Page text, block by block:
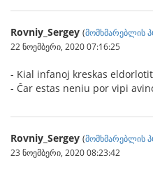
Rovniy_Sergey (მომხმარებლის
22 ნოემბერი, 2020 07:16:25
- Kial infanoj kreskas
- Ĉar estas neniu por vipi
Rovniy_Sergey (მომხმარებლის
23 ნოემბერი, 2020 08:23:42